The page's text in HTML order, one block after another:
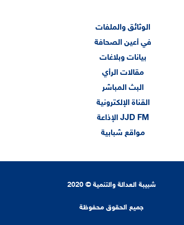
الوثائق والملفات
في أعين الصحافة
بيانات وبلاغات
مقالات الرأي
البث المباشر
القناة الإلكترونية
الإذاعة JJD FM
مواقع شبابية
شبيبة العدالة والتنمية © 2020
جميع الحقوق محفوظة